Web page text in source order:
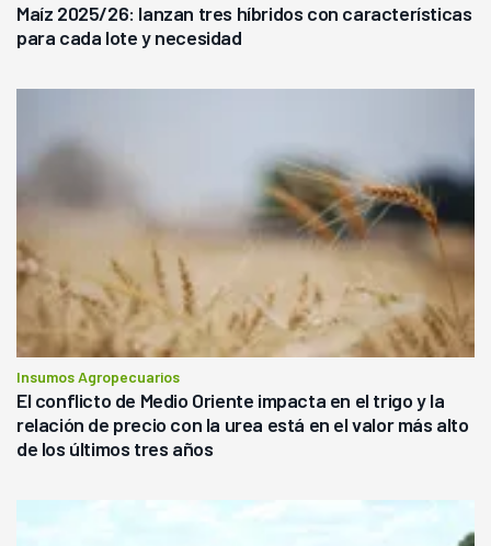
Maíz 2025/26: lanzan tres híbridos con características
para cada lote y necesidad
Insumos Agropecuarios
El conflicto de Medio Oriente impacta en el trigo y la
relación de precio con la urea está en el valor más alto
de los últimos tres años